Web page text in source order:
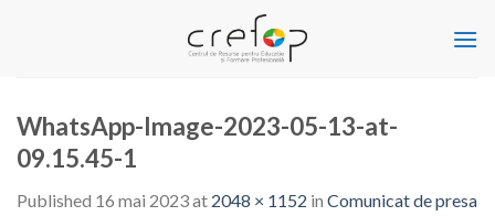
WhatsApp-Image-2023-05-13-at-
09.15.45-1
Published 16 mai 2023at 2048 × 1152 in Comunicat de presa